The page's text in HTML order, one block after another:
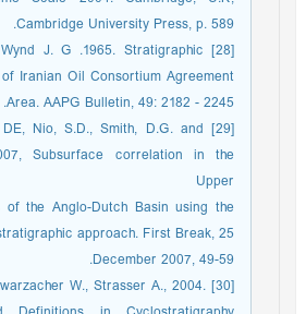
Cambridge University Press, p. 589.
Wynd J. G .1965. Stratigraphic
of Iranian Oil Consortium Agreement
Area. AAPG Bulletin, 49: 2182 - 2245.
DE, Nio, S.D., Smith, D.G. and
Subsurface correlation in the
Upper
of the Anglo-Dutch Basin using the
approach. First Break, 25,
December 2007, 49-59.
W., Strasser A., 2004.